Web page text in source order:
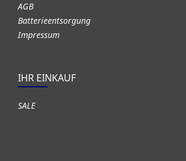
AGB
Batterieentsorgung
Impressum
IHR EINKAUF
SALE